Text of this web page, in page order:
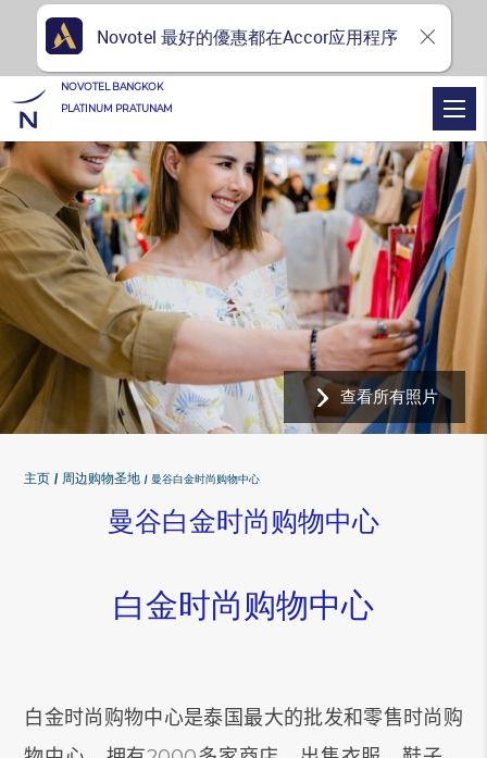
查看所有照片
主页 周边购物圣地 曼谷白金时尚购物中心
曼谷白金时尚购物中心
白金时尚购物中心
白金时尚购物中心是泰国最大的批发和零售时尚购
NOVOTEL BANGKOK
PLATINUM PRATUNAM
Novotel 最好的優惠都在Accor应用程序